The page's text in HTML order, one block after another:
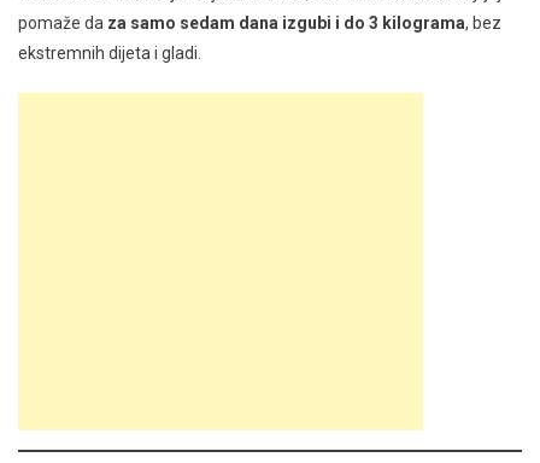
pomaže da za samo sedam dana izgubi i do 3 kilograma, bez
ekstremnih dijeta i gladi.